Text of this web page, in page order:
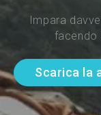
Impara
facendo
Scarica la